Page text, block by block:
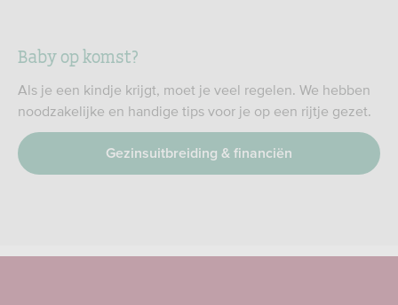
Baby op komst?
Als je een kindje krijgt, moet je veel regelen. We hebben
noodzakelijke en handige tips voor je op een rijtje gezet.
Gezinsuitbreiding & financiën